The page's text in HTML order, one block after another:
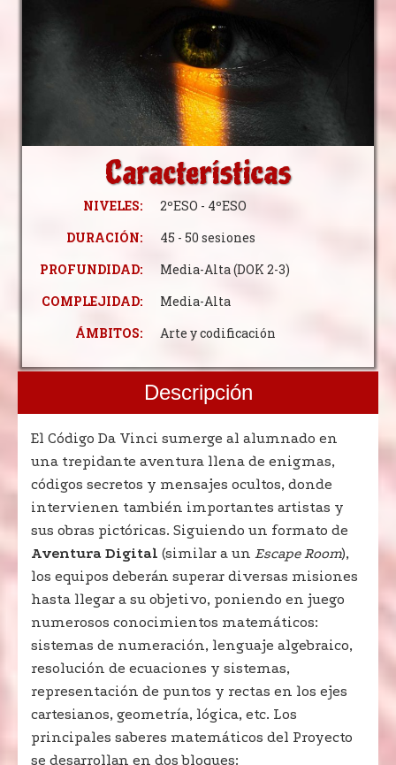
Características
NIVELES:
2ºESO - 4ºESO
DURACIÓN:
45 - 50 sesiones
PROFUNDIDAD:
Media-Alta (DOK 2-3)
COMPLEJIDAD:
Media-Alta
ÁMBITOS:
Arte y codificación
Descripción
El Código Da Vinci sumerge al alumnado en
una trepidante aventura llena de enigmas,
códigos secretos y mensajes ocultos, donde
intervienen también importantes artistas y
sus obras pictóricas. Siguiendo un formato de
Aventura Digital (similar a un Escape Room),
los equipos deberán superar diversas misiones
hasta llegar a su objetivo, poniendo en juego
numerosos conocimientos matemáticos:
sistemas de numeración, lenguaje algebraico,
resolución de ecuaciones y sistemas,
representación de puntos y rectas en los ejes
cartesianos, geometría, lógica, etc. Los
principales saberes matemáticos del Proyecto
se desarrollan en dos bloques: